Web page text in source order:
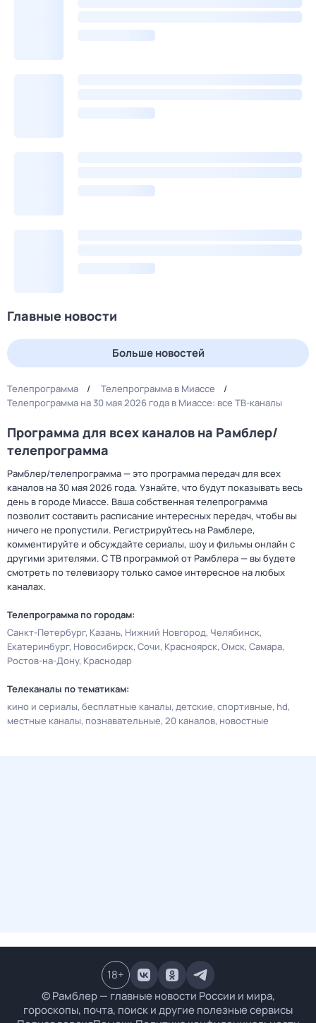
Главные новости
Больше новостей
Телепрограмма
Телепрограмма в Миассе
Телепрограмма на 30 мая 2026 года в Миассе: все ТВ-каналы
Программа для всех каналов на Рамблер/
телепрограмма
Рамблер/телепрограмма — это программа передач для всех
каналов на 30 мая 2026 года. Узнайте, что будут показывать весь
день в городе Миассе. Ваша собственная телепрограмма
позволит составить расписание интересных передач, чтобы вы
ничего не пропустили. Регистрируйтесь на Рамблере,
комментируйте и обсуждайте сериалы, шоу и фильмы онлайн с
другими зрителями. С ТВ программой от Рамблера — вы будете
смотреть по телевизору только самое интересное на любых
каналах.
Телепрограмма по городам:
Санкт-Петербург Казань Нижний Новгород Челябинск
Екатеринбург Новосибирск Сочи Красноярск Омск Самара
Ростов-на-Дону Краснодар
Телеканалы по тематикам:
кино и сериалы бесплатные каналы детские спортивные hd
местные каналы познавательные 20 каналов новостные
© Рамблер — главные новости России и мира,
гороскопы, почта, поиск и другие полезные сервисы
18+